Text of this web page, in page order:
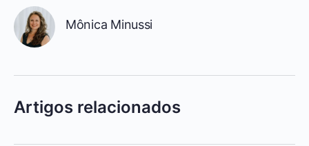
Mônica Minussi
Artigos relacionados